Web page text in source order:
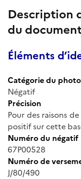
Description
du
Éléments
Catégorie du
Négatif
Précision
Pour des raisons
positif sur cette
Numéro du négatif
67P00528
Numéro de
J/80/490